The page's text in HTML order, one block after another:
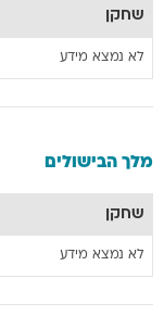
שחקן
לא נמצא מידע
מלך הבישולים
שחקן
לא נמצא מידע